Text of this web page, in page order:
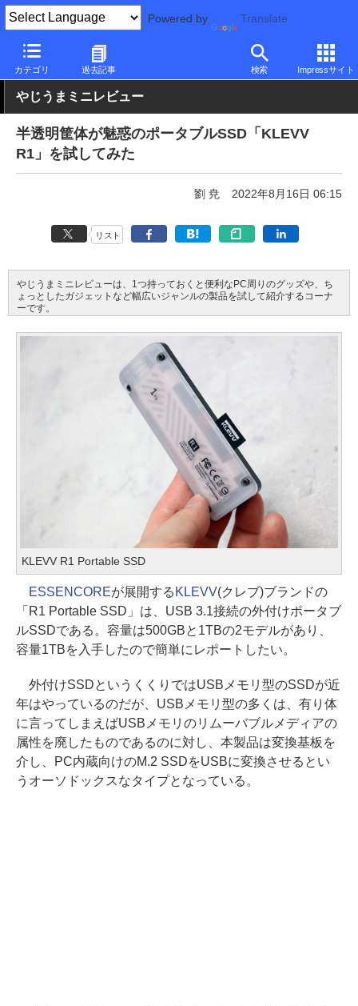
Powered by Translate
カテゴリ 過去記事 検索 Impressサイト
PC Watch 半導体/周辺機器
やじうまミニレビュー
半透明筐体が魅惑のポータブルSSD「KLEVV
R1」を試してみた
劉 尭 2022年8月16日 06:15
リスト
やじうまミニレビューは、1つ持っておくと便利なPC周りのグッズや、ち
ょっとしたガジェットなど幅広いジャンルの製品を試して紹介するコーナ
ーです。
KLEVV R1 Portable SSD
ESSENCOREが展開する KLEVV(クレブ)ブランドの
「R1 Portable SSD」は、USB 3.1接続の外付けポータブ
ルSSDである。容量は500GBと1TBの2モデルがあり、
容量1TBを入手したので簡単にレポートしたい。
外付けSSDというくくりではUSBメモリ型のSSDが近
年はやっているのだが、USBメモリ型の多くは、有り体
に言ってしまえばUSBメモリのリムーバブルメディアの
属性を廃したものであるのに対し、本製品は変換基板を
介し、PC内蔵向けのM.2 SSDをUSBに変換させるとい
うオーソドックスなタイプとなっている。